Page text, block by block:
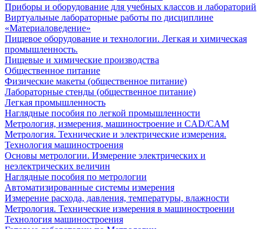
Приборы и оборудование для учебных классов и лабораторий
Виртуальные лабораторные работы по дисциплине
«Материаловедение»
Пищевое оборудование и технологии. Легкая и химическая
промышленность.
Пищевые и химические производства
Общественное питание
Физические макеты (общественное питание)
Лабораторные стенды (общественное питание)
Легкая промышленность
Наглядные пособия по легкой промышленности
Метрология, измерения, машиностроение и CAD/CAM
Метрология. Технические и электрические измерения.
Технология машиностроения
Основы метрологии. Измерение электрических и
неэлектрических величин
Наглядные пособия по метрологии
Автоматизированные системы измерения
Измерение расхода, давления, температуры, влажности
Метрология. Технические измерения в машиностроении
Технология машиностроения